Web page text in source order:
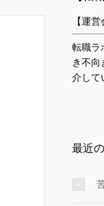
【運
転職ラ
き不向
介して
最近